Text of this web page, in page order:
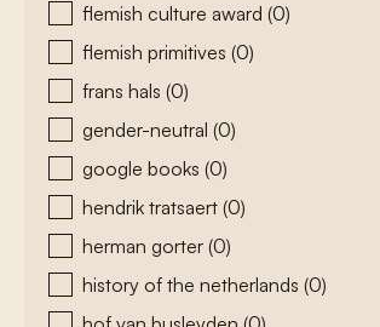
flemish culture award (0)
flemish primitives (0)
frans hals (0)
gender-neutral (0)
google books (0)
hendrik tratsaert (0)
herman gorter (0)
history of the netherlands (0)